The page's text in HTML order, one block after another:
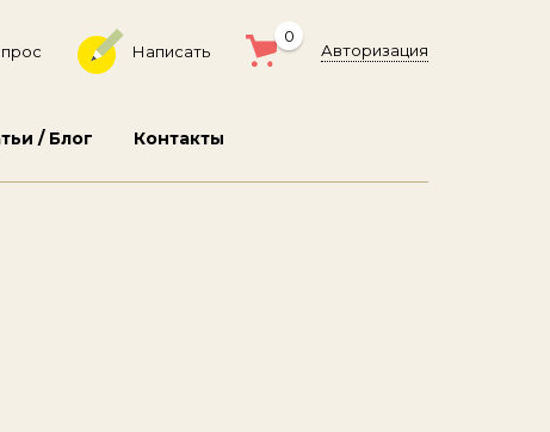
Написать
0
Авторизация
/ Блог Контакты